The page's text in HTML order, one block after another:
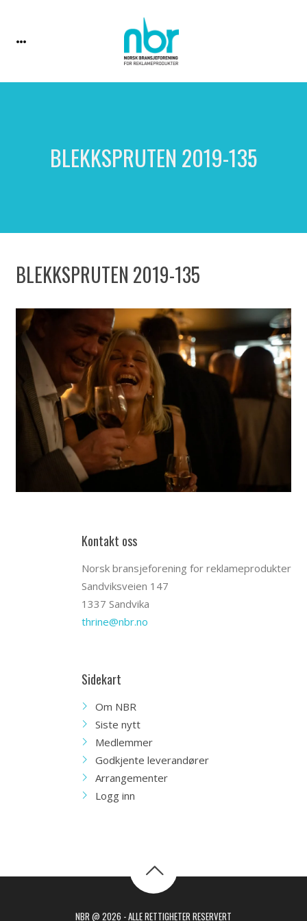
BLEKKSPRUTEN 2019-135
BLEKKSPRUTEN 2019-135
Kontakt oss
Norsk bransjeforening for reklameprodukter
Sandviksveien 147
1337 Sandvika
thrine@nbr.no
Sidekart
Om NBR
Siste nytt
Medlemmer
Godkjente leverandører
Arrangementer
Logg inn
NBR @ 2026 - ALLE RETTIGHETER RESERVERT